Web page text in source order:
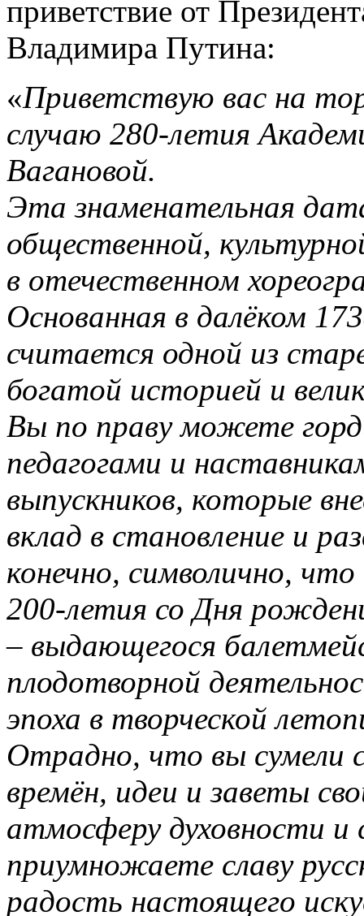
приветствие от
Владимира Путина:
«Приветствую вас на
случаю 280-летия
Вагановой.
Эта знаменательная
общественной,
в отечественном
Основанная в далёком
считается одной из
богатой историей и
Вы по праву можете
педагогами и
выпускников, которые
вклад в становление и
конечно, символично,
200-летия со Дня
– выдающегося
плодотворной
эпоха в творческой
Отрадно, что вы сумели
времён, идеи и заветы
атмосферу духовности и
приумножаете славу
радость настоящего